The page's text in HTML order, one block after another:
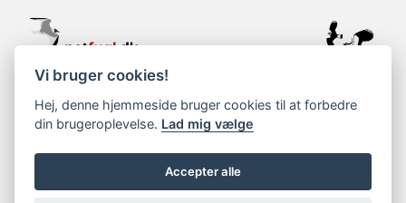
support@netfugl.dk
copyright © 2002-2023
Vi bruger cookies!
Hej, denne hjemmeside bruger cookies til at forbedre
din brugeroplevelse. Lad mig vælge
Accepter alle